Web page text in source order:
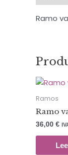
Ramo
Ramos
Ramo
36,00 €